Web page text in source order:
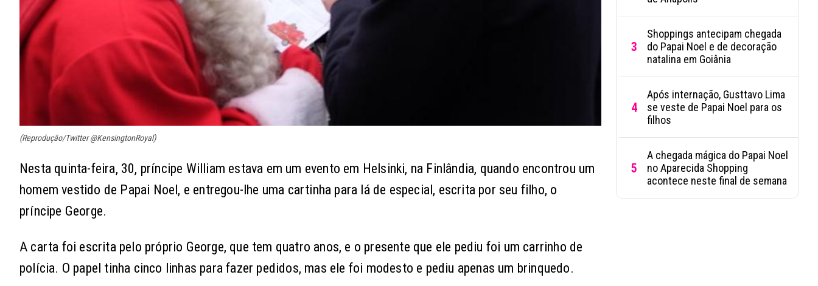
(Reprodução/Twitter @KensingtonRoyal)
Nesta quinta-feira, 30, príncipe William estava em um evento em Helsinki, na Finlândia, quando encontrou um
homem vestido de Papai Noel, e entregou-lhe uma cartinha para lá de especial, escrita por seu filho, o
príncipe George.
A carta foi escrita pelo próprio George, que tem quatro anos, e o presente que ele pediu foi um carrinho de
polícia. O papel tinha cinco linhas para fazer pedidos, mas ele foi modesto e pediu apenas um brinquedo.
3
Shoppings antecipam chegada
do Papai Noel e de decoração
natalina em Goiânia
4
Após internação, Gusttavo Lima
se veste de Papai Noel para os
filhos
5
A chegada mágica do Papai Noel
no Aparecida Shopping
acontece neste final de semana